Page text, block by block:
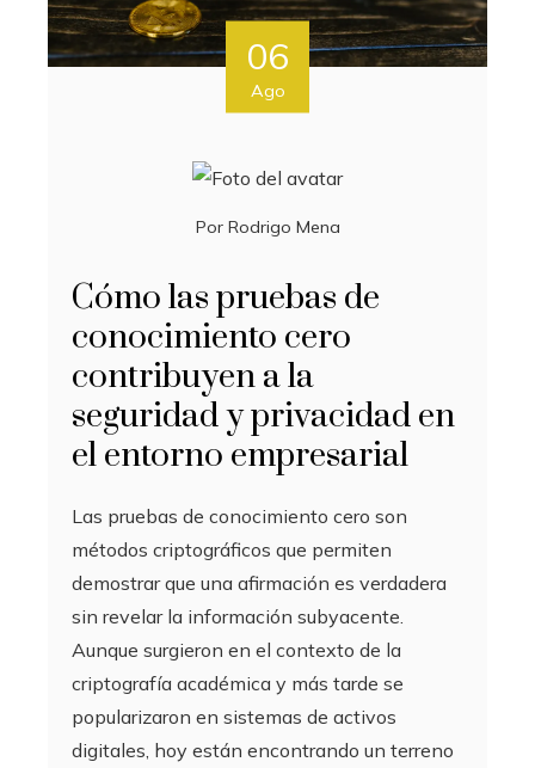
06
Ago
Por Rodrigo Mena
Cómo las pruebas de
conocimiento cero
contribuyen a la
seguridad y privacidad en
el entorno empresarial
Las pruebas de conocimiento cero son
métodos criptográficos que permiten
demostrar que una afirmación es verdadera
sin revelar la información subyacente.
Aunque surgieron en el contexto de la
criptografía académica y más tarde se
popularizaron en sistemas de activos
digitales, hoy están encontrando un terreno